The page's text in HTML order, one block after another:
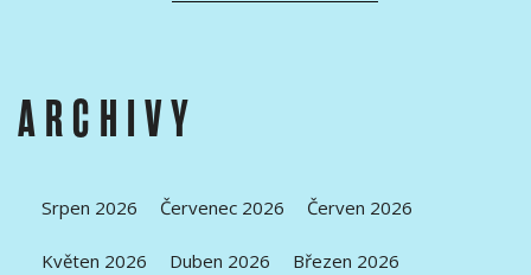
ARCHIVY
Srpen 2026 Červenec 2026 Červen 2026
Květen 2026 Duben 2026 Březen 2026